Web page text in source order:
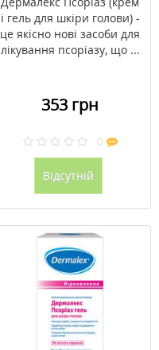
і гель для шкіри голови) -
це якісно нові засоби для
лікування псоріазу, що ...
353 грн
0
Відсутній